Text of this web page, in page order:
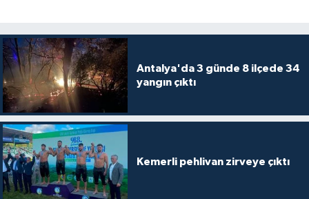
Antalya'da 3 günde 8 ilçede 34
yangın çıktı
Kemerli pehlivan zirveye çıktı